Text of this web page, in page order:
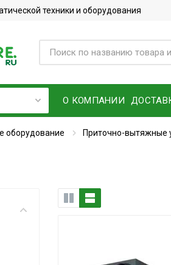
техники и оборудования
О КОМПАНИИ
оборудование Приточно-вытяжные